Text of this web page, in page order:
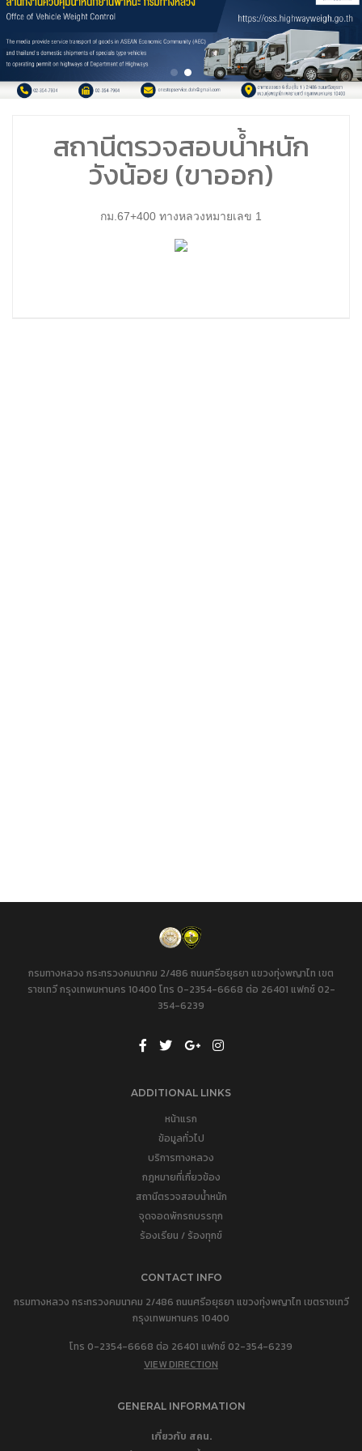
สถานีตรวจสอบน้ำหนัก
วังน้อย (ขาออก)
กม.67+400 ทางหลวงหมายเลข 1
กรมทางหลวง กระทรวงคมนาคม 2/486 ถนนศรีอยุธยา แขวงทุ่งพญาไท เขต
ราชเทวี กรุงเทพมหานคร 10400 โทร 0-2354-6668 ต่อ 26401 แฟกซ์ 02-
354-6239
ADDITIONAL LINKS
หน้าแรก
ข้อมูลทั่วไป
บริการทางหลวง
กฎหมายที่เกี่ยวข้อง
สถานีตรวจสอบน้ำหนัก
จุดจอดพักรถบรรทุก
ร้องเรียน / ร้องทุกข์
CONTACT INFO
กรมทางหลวง กระทรวงคมนาคม 2/486 ถนนศรีอยุธยา แขวงทุ่งพญาไท เขตราชเทวี
กรุงเทพมหานคร 10400
โทร 0-2354-6668 ต่อ 26401 แฟกซ์ 02-354-6239
VIEW DIRECTION
GENERAL INFORMATION
เกี่ยวกับ สคน.